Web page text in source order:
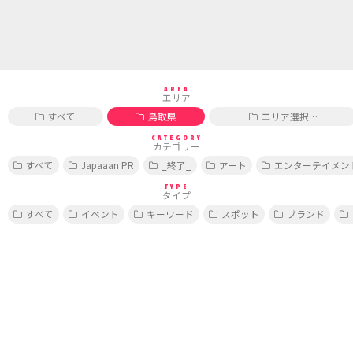
AREA
エリア
すべて
鳥取県 エリア選択…
CATEGORY
カテゴリー
すべて
Japaaan PR _終了_ アート エンターテイメン
TYPE
タイプ
すべて
イベント キーワード スポット ブランド